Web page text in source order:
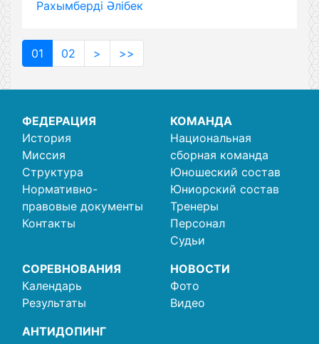
Рахымберді Әлібек
01 02 > >>
ФЕДЕРАЦИЯ
История
Миссия
Структура
Нормативно-
правовые документы
Контакты
КОМАНДА
Национальная
сборная команда
Юношеский состав
Юниорский состав
Тренеры
Персонал
Судьи
СОРЕВНОВАНИЯ
Календарь
Результаты
НОВОСТИ
Фото
Видео
АНТИДОПИНГ